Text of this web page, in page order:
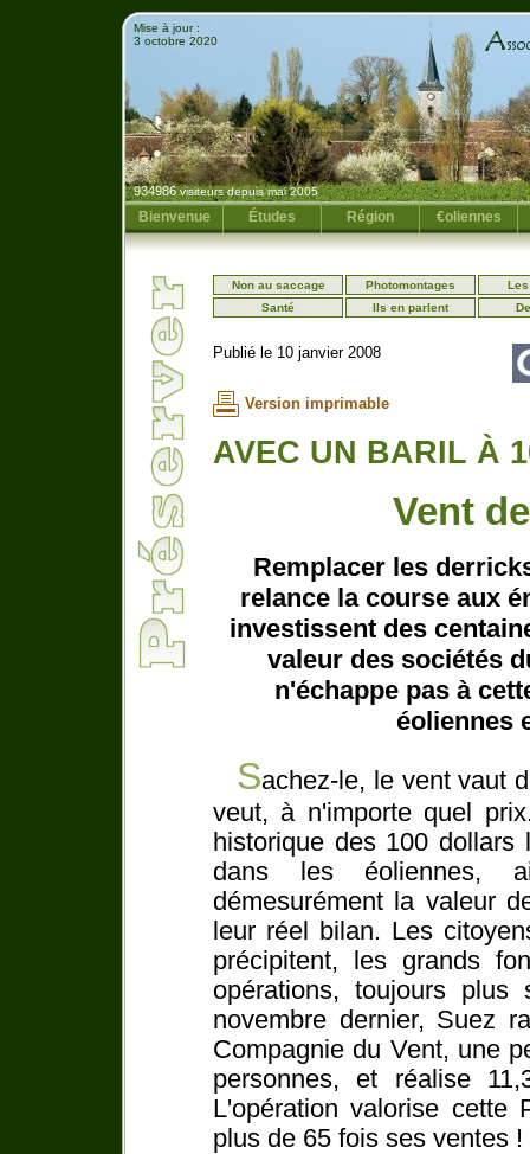
Mise à jour :
3 octobre 2020
934986visiteurs depuis mai 2005
Bienvenue Études Région €oliennes
Non au saccage Photomontages
Santé
Ils en parlent
Publié le 10 janvier 2008
Version imprimable
AVEC UN BARIL À
Vent
Remplacer les
relance la course aux
investissent des
valeur des sociétés
n'échappe pas à
éoliennes
Sachez-le, le vent vaut
veut, à n'importe quel
historique des 100
dans les éoliennes,
démesurément la valeur
leur réel bilan. Les
précipitent, les grands
opérations, toujours plus
novembre dernier, Suez
Compagnie du Vent, une
personnes, et réalise
L'opération valorise
plus de 65 fois ses ventes !